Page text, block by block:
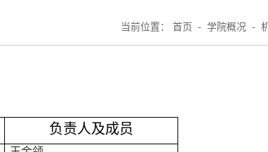
当前位置： 首页 - 学院概况 -
负责人及成员